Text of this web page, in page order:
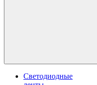
Светодиодные